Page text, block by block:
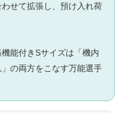
せて拡張し、預け入れ荷
能付きSサイズは「機内
の両方をこなす万能選手